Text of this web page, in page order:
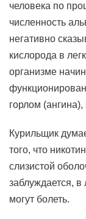
человека по
численность
негативно
кислорода в
организме
горлом
Курильщик
того, что
слизистой
заблуждается, в
могут болеть.